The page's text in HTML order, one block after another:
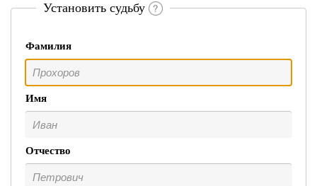
Установить судьбу
Фамилия
Имя
Отчество